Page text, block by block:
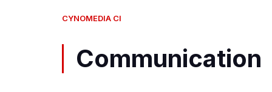
CYNOMEDIA CI
Communication